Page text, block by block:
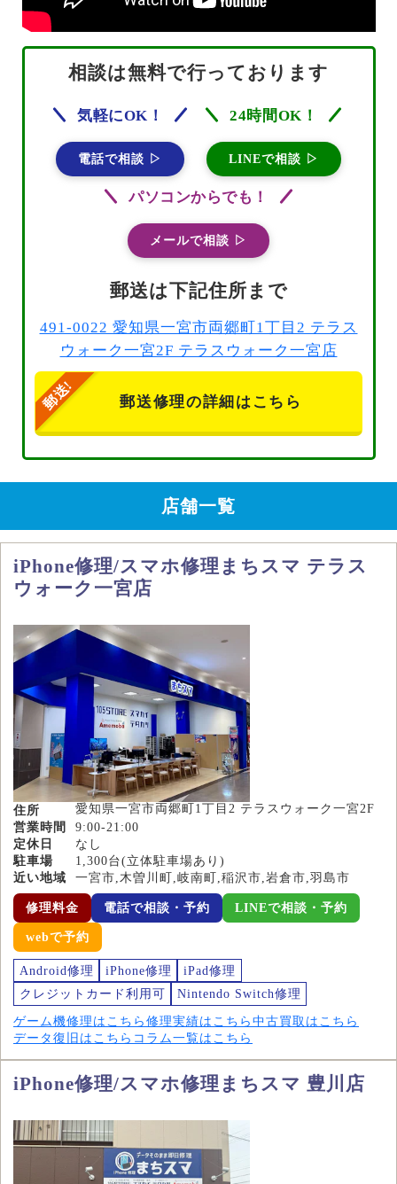
相談は無料で行っております
気軽にOK！
電話で相談 ▷
24時間OK！
LINEで相談 ▷
パソコンからでも！
メールで相談 ▷
郵送は下記住所まで
491-0022 愛知県一宮市両郷町1丁目2 テラス
ウォーク一宮2F テラスウォーク一宮店
郵送修理の詳細はこちら
店舗一覧
iPhone修理/スマホ修理まちスマ テラス
ウォーク一宮店
住所
愛知県一宮市両郷町1丁目2 テラスウォーク一宮2F
営業時間
9:00-21:00
定休日
なし
駐車場
1,300台(立体駐車場あり)
近い地域
一宮市,木曽川町,岐南町,稲沢市,岩倉市,羽島市
修理料金 電話で相談・予約 LINEで相談・予約
webで予約
Android修理 iPhone修理
iPad修理
クレジットカード利用可
Nintendo Switch修理
ゲーム機修理はこちら 修理実績はこちら 中古買取はこちら
データ復旧はこちら コラム一覧はこちら
iPhone修理/スマホ修理まちスマ 豊川店